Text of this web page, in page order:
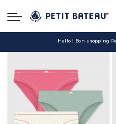
Hello ! Bon shopping
La livraison est
-10% pour tout paiement par